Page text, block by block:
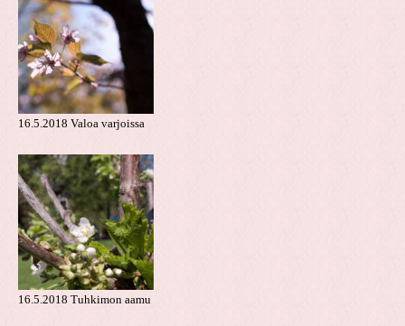
16.5.2018 Valoa varjoissa
16.5.2018 Tuhkimon aamu